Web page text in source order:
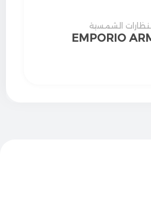
النظارات الشمسية
EMPORIO